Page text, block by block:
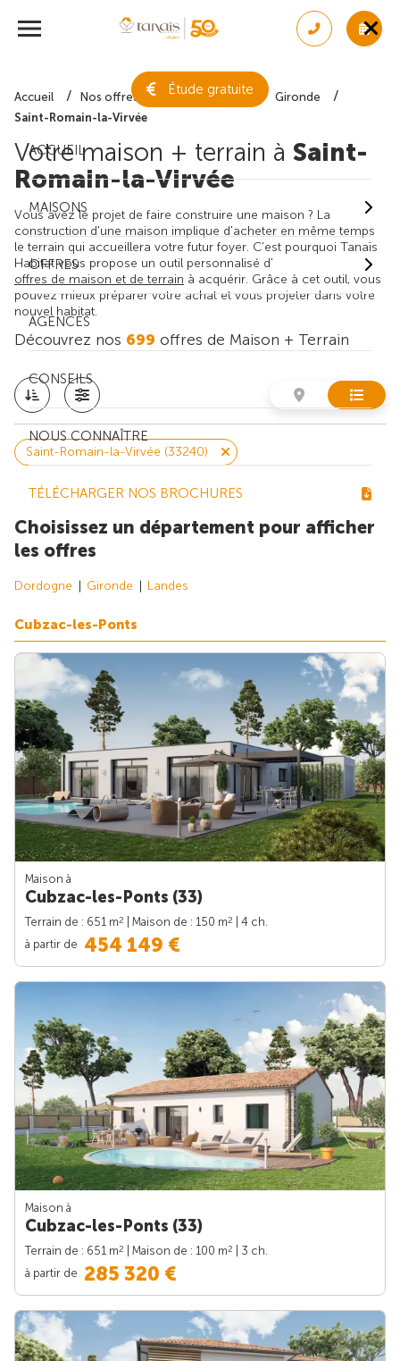
Étude gratuite
ACCUEIL
MAISONS
OFFRES
AGENCES
CONSEILS
NOUS CONNAÎTRE
TÉLÉCHARGER NOS BROCHURES
Accueil Nos offres de maison + terrain
Gironde
Saint-Romain-la-Virvée
Votre maison + terrain à Saint-
Romain-la-Virvée
Vous avez le projet de faire construire une maison ? La
construction d'une maison implique d'acheter en même temps
le terrain qui accueillera votre futur foyer. C'est pourquoi Tanaïs
Habitat vous propose un outil personnalisé d'
offres de maison et de terrain à acquérir. Grâce à cet outil, vous
pouvez mieux préparer votre achat et vous projeter dans votre
nouvel habitat.
Découvrez nos 699 offres de Maison + Terrain
Saint-Romain-la-Virvée (33240)
Choisissez un département pour afficher
les offres
Dordogne Gironde Landes
Cubzac-les-Ponts
Maison à
Cubzac-les-Ponts (33)
Terrain de : 651 m2 | Maison de : 150 m2
| 4 ch.
à partir de 454 149 €
Maison à
Cubzac-les-Ponts (33)
Terrain de : 651 m2 | Maison de : 100 m2
| 3 ch.
à partir de 285 320 €